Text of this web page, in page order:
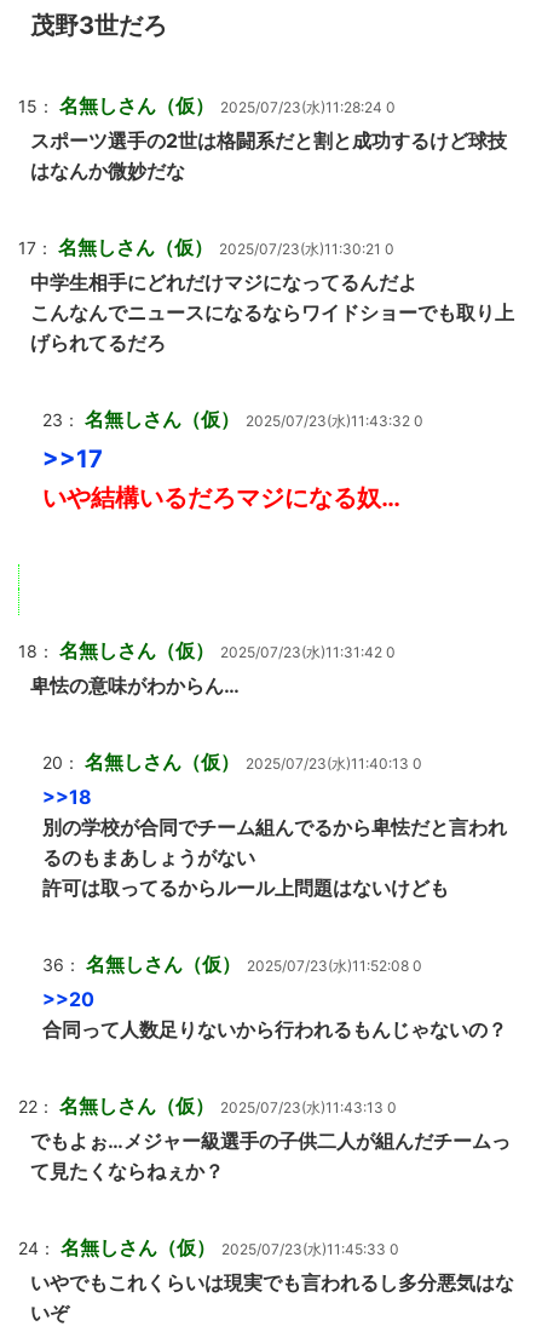
茂野3世だろ
15： 名無しさん（仮） 2025/07/23(水)11:28:24 0
スポーツ選手の2世は格闘系だと割と成功するけど球技
はなんか微妙だな
17： 名無しさん（仮） 2025/07/23(水)11:30:21 0
中学生相手にどれだけマジになってるんだよ
こんなんでニュースになるならワイドショーでも取り上
げられてるだろ
23： 名無しさん（仮） 2025/07/23(水)11:43:32 0
>>17
いや結構いるだろマジになる奴…
18： 名無しさん（仮） 2025/07/23(水)11:31:42 0
卑怯の意味がわからん…
20： 名無しさん（仮） 2025/07/23(水)11:40:13 0
>>18
別の学校が合同でチーム組んでるから卑怯だと言われ
るのもまあしょうがない
許可は取ってるからルール上問題はないけども
36： 名無しさん（仮） 2025/07/23(水)11:52:08 0
>>20
合同って人数足りないから行われるもんじゃないの？
22： 名無しさん（仮） 2025/07/23(水)11:43:13 0
でもよぉ…メジャー級選手の子供二人が組んだチームっ
て見たくならねぇか？
24： 名無しさん（仮） 2025/07/23(水)11:45:33 0
いやでもこれくらいは現実でも言われるし多分悪気はな
いぞ